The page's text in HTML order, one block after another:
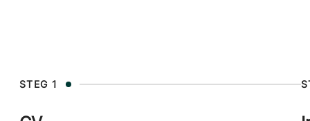
STEG 1